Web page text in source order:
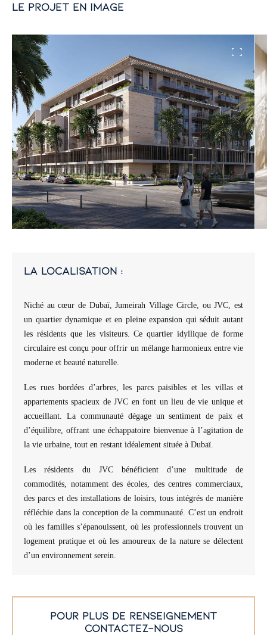
le projet en image
la localisation :
Niché au cœur de Dubaï, Jumeirah Village Circle, ou JVC, est
un quartier dynamique et en pleine expansion qui séduit autant
les résidents que les visiteurs. Ce quartier idyllique de forme
circulaire est conçu pour offrir un mélange harmonieux entre vie
moderne et beauté naturelle.
Les rues bordées d’arbres, les parcs paisibles et les villas et
appartements spacieux de JVC en font un lieu de vie unique et
accueillant. La communauté dégage un sentiment de paix et
d’équilibre, offrant une échappatoire bienvenue à l’agitation de
la vie urbaine, tout en restant idéalement située à Dubaï.
Les résidents du JVC bénéficient d’une multitude de
commodités, notamment des écoles, des centres commerciaux,
des parcs et des installations de loisirs, tous intégrés de manière
réfléchie dans la conception de la communauté. C’est un endroit
où les familles s’épanouissent, où les professionnels trouvent un
logement pratique et où les amoureux de la nature se délectent
d’un environnement serein.
pour plus de renseignement
contactez-nous